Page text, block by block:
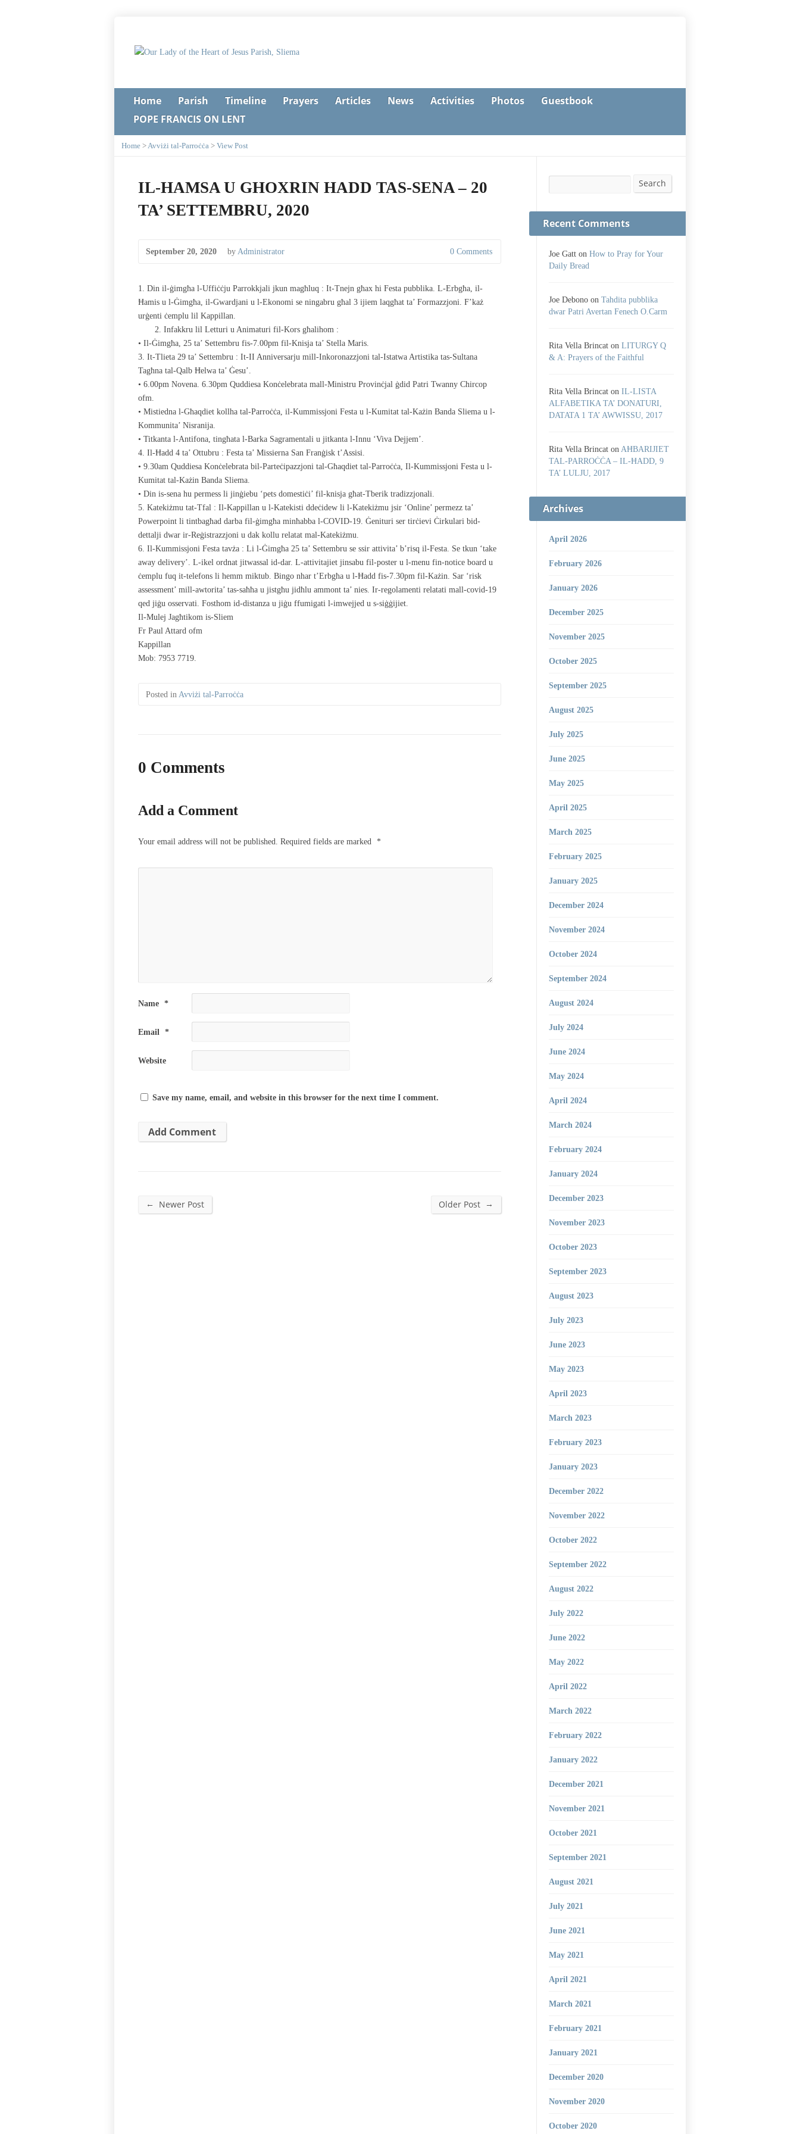
Home Parish Timeline Prayers Articles News Activities Photos
Guestbook
POPE FRANCIS ON LENT
Home >Avviżi tal-Parroċċa > View Post
IL-HAMSA U GHOXRIN HADD TAS-SENA – 20
TA’ SETTEMBRU, 2020
September 20, 2020 by Administrator 0 Comments
1. Din il-ġimgħa l-Uffiċċju Parrokkjali jkun magħluq : It-Tnejn għax hi Festa pubblika. L-Erbgħa, il-
Ħamis u l-Ġimgħa, il-Gwardjani u l-Ekonomi se ningabru għal 3 ijiem laqgħat ta’ Formazzjoni. F’każ
urġenti ċemplu lil Kappillan.
2. Infakkru lil Letturi u Animaturi fil-Kors għalihom :
• Il-Ġimgħa, 25 ta’ Settembru fis-7.00pm fil-Knisja ta’ Stella Maris.
3. It-Tlieta 29 ta’ Settembru : It-II Anniversarju mill-Inkoronazzjoni tal-Istatwa Artistika tas-Sultana
Tagħna tal-Qalb Ħelwa ta’ Ġesu’.
• 6.00pm Novena. 6.30pm Quddiesa Konċelebrata mall-Ministru Provinċjal ġdid Patri Twanny Chircop
ofm.
• Mistiedna l-Għaqdiet kollha tal-Parroċċa, il-Kummissjoni Festa u l-Kumitat tal-Każin Banda Sliema u l-
Kommunita’ Nisranija.
• Titkanta l-Antifona, tingħata l-Barka Sagramentali u jitkanta l-Innu ‘Viva Dejjem’.
4. Il-Ħadd 4 ta’ Ottubru : Festa ta’ Missierna San Franġisk t’Assisi.
• 9.30am Quddiesa Konċelebrata bil-Parteċipazzjoni tal-Għaqdiet tal-Parroċċa, Il-Kummissjoni Festa u l-
Kumitat tal-Każin Banda Sliema.
• Din is-sena hu permess li jinġiebu ‘pets domestiċi’ fil-knisja għat-Tberik tradizzjonali.
5. Katekiżmu tat-Tfal : Il-Kappillan u l-Katekisti ddeċidew li l-Katekiżmu jsir ‘Online’ permezz ta’
Powerpoint li tintbagħad darba fil-ġimgħa minħabba l-COVID-19. Ġenituri ser tirċievi Ċirkulari bid-
dettalji dwar ir-Reġistrazzjoni u dak kollu relatat mal-Katekiżmu.
6. Il-Kummissjoni Festa tavża : Li l-Ġimgħa 25 ta’ Settembru se ssir attivita’ b’risq il-Festa. Se tkun ‘take
away delivery’. L-ikel ordnat jitwassal id-dar. L-attivitajiet jinsabu fil-poster u l-menu fin-notice board u
ċemplu fuq it-telefons li hemm miktub. Bingo nhar t’Erbgħa u l-Ħadd fis-7.30pm fil-Każin. Sar ‘risk
assessment’ mill-awtorita’ tas-saħħa u jistgħu jidħlu ammont ta’ nies. Ir-regolamenti relatati mall-covid-19
qed jiġu osservati. Fosthom id-distanza u jiġu ffumigati l-imwejjed u s-siġġijiet.
Il-Mulej Jagħtikom is-Sliem
Fr Paul Attard ofm
Kappillan
Mob: 7953 7719.
Posted in Avviżi tal-Parroċċa
0 Comments
Add a Comment
Your email address will not be published. Required fields are marked *
Name *
Email *
Website
Save my name, email, and website in this browser for the next time I comment.
← Newer Post Older Post →
Search
Recent Comments
Joe Gatt on How to Pray for Your
Daily Bread
Joe Debono on Tahdita pubblika
dwar Patri Avertan Fenech O.Carm
Rita Vella Brincat on LITURGY Q
& A: Prayers of the Faithful
Rita Vella Brincat on IL-LISTA
ALFABETIKA TA’ DONATURI,
DATATA 1 TA’ AWWISSU, 2017
Rita Vella Brincat on AĦBARIJIET
TAL-PARROĊĊA – IL-ĦADD, 9
TA’ LULJU, 2017
Archives
April 2026
February 2026
January 2026
December 2025
November 2025
October 2025
September 2025
August 2025
July 2025
June 2025
May 2025
April 2025
March 2025
February 2025
January 2025
December 2024
November 2024
October 2024
September 2024
August 2024
July 2024
June 2024
May 2024
April 2024
March 2024
February 2024
January 2024
December 2023
November 2023
October 2023
September 2023
August 2023
July 2023
June 2023
May 2023
April 2023
March 2023
February 2023
January 2023
December 2022
November 2022
October 2022
September 2022
August 2022
July 2022
June 2022
May 2022
April 2022
March 2022
February 2022
January 2022
December 2021
November 2021
October 2021
September 2021
August 2021
July 2021
June 2021
May 2021
April 2021
March 2021
February 2021
January 2021
December 2020
November 2020
October 2020